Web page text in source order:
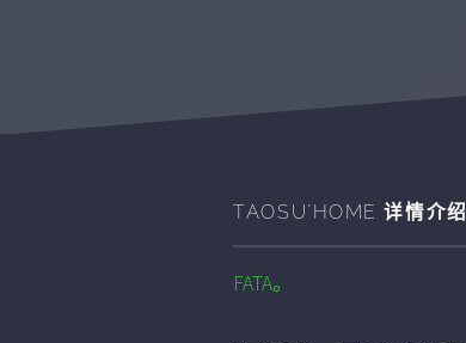
TAOSU`HOME 详情介绍
FATA。